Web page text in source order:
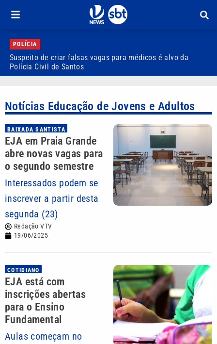
POLÍCIA
Suspeito de criar falsas vagas para médicos é alvo da
Polícia Civil de Santos
Notícias Educação de Jovens e Adultos
BAIXADA SANTISTA
EJA em Praia Grande
abre novas vagas para
o segundo semestre
Interessados podem se
inscrever a partir desta
segunda (23)
Redação VTV
19/06/2025
COTIDIANO
EJA está com
inscrições abertas
para o Ensino
Fundamental
Aulas começam no